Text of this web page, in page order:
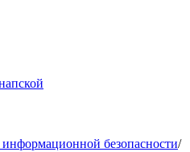
безопасности/